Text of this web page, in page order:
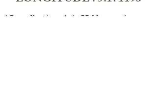
* Port offert à partir de 55.90 euros de